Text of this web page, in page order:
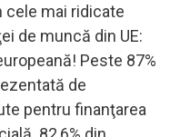
cele mai ridicate
de muncă din UE:
Peste 87%
de
pentru finanţarea